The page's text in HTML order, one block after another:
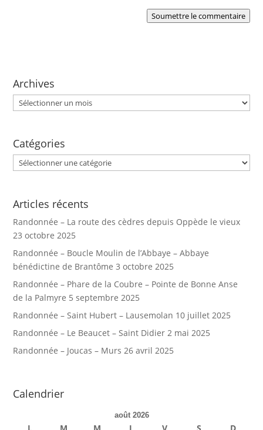
Soumettre le commentaire
Archives
Archives
Catégories
Catégories
Articles récents
Randonnée – La route des cèdres depuis Oppède le vieux
23 octobre 2025
Randonnée – Boucle Moulin de l’Abbaye – Abbaye
bénédictine de Brantôme 3 octobre 2025
Randonnée – Phare de la Coubre – Pointe de Bonne Anse
de la Palmyre 5 septembre 2025
Randonnée – Saint Hubert – Lausemolan 10 juillet 2025
Randonnée – Le Beaucet – Saint Didier 2 mai 2025
Randonnée – Joucas – Murs 26 avril 2025
Calendrier
août 2026